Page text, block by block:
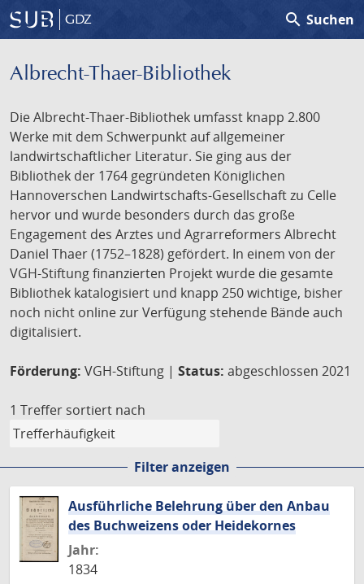
GDZ search Suchen
Albrecht-Thaer-Bibliothek
Die Albrecht-Thaer-Bibliothek umfasst knapp 2.800
Werke mit dem Schwerpunkt auf allgemeiner
landwirtschaftlicher Literatur. Sie ging aus der
Bibliothek der 1764 gegründeten Königlichen
Hannoverschen Landwirtschafts-Gesellschaft zu Celle
hervor und wurde besonders durch das große
Engagement des Arztes und Agrarreformers Albrecht
Daniel Thaer (1752–1828) gefördert. In einem von der
VGH-Stiftung finanzierten Projekt wurde die gesamte
Bibliothek katalogisiert und knapp 250 wichtige, bisher
noch nicht online zur Verfügung stehende Bände auch
digitalisiert.
Förderung: VGH-Stiftung | Status: abgeschlossen 2021
1 Treffer sortiert nach
Filter anzeigen
Ausführliche Belehrung über den Anbau
des Buchweizens oder Heidekornes
Jahr:
1834